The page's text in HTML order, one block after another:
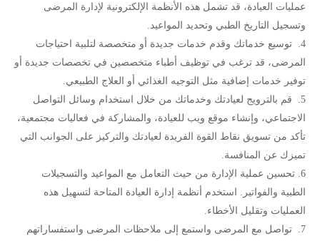
عمليات العيادة، قد تشمل هذه الأنظمة الإلكترونية لإدارة المرضى
وتسجيل التاريخ الطبي وتحديد المواعيد.
توسيع خدماتك وقدم خدمات جديدة أو متخصصة لتلبية احتياجات
المرضى، قد ترغب في توظيف أطباء متخصصين في تخصصات جديدة أو
توفير خدمات إضافية مثل التوجيه الغذائي أو العلاج الطبيعي.
قم بالترويج لعيادتك وخدماتك من خلال استخدام وسائل التواصل
الاجتماعي، وإنشاء موقع ويب للعيادة، والمشاركة في فعاليات مجتمعية،
تأكد من تسويق نقاط القوة الفريدة لعيادتك والتركيز على الجوانب التي
تميزك عن المنافسة.
تحسين عملية الإدارة من حيث التعامل مع المواعيد والتسجيلات
الطبية والفواتير. استخدم أنظمة إدارة العيادة المتاحة لتسهيل هذه
العمليات وتقليل الأخطاء.
تواصل مع المرضى واستمع إلى ملاحظات المرضى واستفساراتهم